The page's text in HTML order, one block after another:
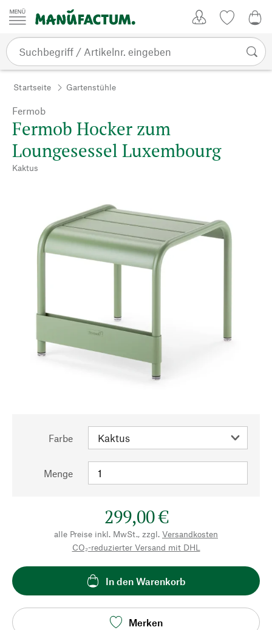
Zum Inhalt springen
Startseite Gartenstühle
Fermob
Fermob Hocker zum
Loungesessel Luxembourg
Kaktus
Farbe
Menge
299,00 €
alle Preise inkl. MwSt., zzgl. Versandkosten
CO₂-reduzierter Versand mit DHL
In den Warenkorb
Merken